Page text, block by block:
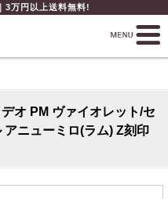
万円以上送料無料!
オ PM ヴァイオレット/セ
ニューミロ(ラム) Z刻印